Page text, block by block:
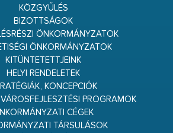
KÖZGYŰLÉS
BIZOTTSÁGOK
ÖNKORMÁNYZATOK
ÖNKORMÁNYZATOK
KITÜNTETETTJEINK
HELYI RENDELETEK
KONCEPCIÓK
PROGRAMOK
CÉGEK
TÁRSULÁSOK